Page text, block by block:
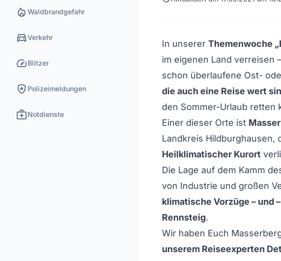
local_fire_department Waldbrandgefahr
directions_carVerkehr
speedBlitzer
local_police Polizeimeldungen
medical_servicesNotdienste
In unserer Themenwoche
im eigenen Land verreisen
schon überlaufene Ost-
die auch eine Reise wert
den Sommer-Urlaub retten
Einer dieser Orte ist
Landkreis Hildburghausen,
Heilklimatischer Kurort
Die Lage auf dem Kamm
von Industrie und großen
klimatische Vorzüge – und
Rennsteig.
Wir haben Euch
unserem Reiseexperten